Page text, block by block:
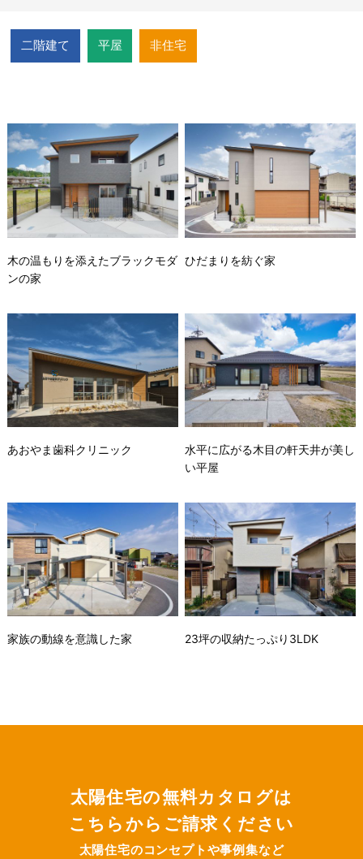
二階建て 平屋 非住宅
木の温もりを添えたブラックモダ
ンの家
ひだまりを紡ぐ家
あおやま歯科クリニック
水平に広がる木目の軒天井が美し
い平屋
家族の動線を意識した家 23坪の収納たっぷり3LDK
太陽住宅の無料カタログは
こちらからご請求ください
太陽住宅のコンセプトや事例集など